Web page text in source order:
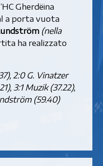
Gherdëina
a porta vuota
(nella
ha realizzato
2:0 G. Vinatzer
3:1 Muzik (37.22),
(59.40)